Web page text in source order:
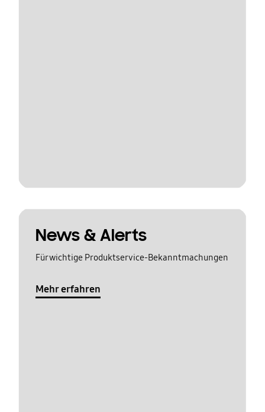
News & Alerts
Für wichtige Produktservice-Bekanntmachungen
Mehr erfahren